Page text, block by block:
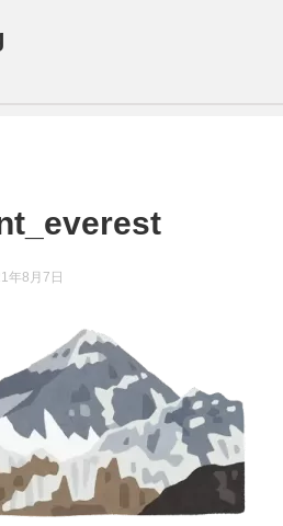
年8月7日